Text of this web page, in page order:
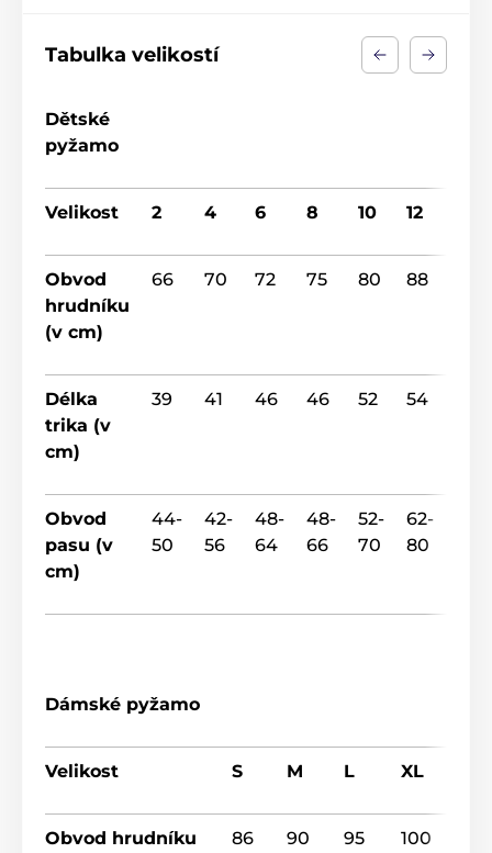
Tabulka velikostí
Dětské
pyžamo
Velikost 2 4 6 8 10 12
Obvod
hrudníku
(v cm)
66 70 72 75 80 88
Délka
trika (v
cm)
39 41 46 46 52 54
Obvod
pasu (v
cm)
44-
50
42-
56
48-
64
48-
66
52-
70
62-
80
Dámské pyžamo
Velikost S M L XL
Obvod hrudníku 86 90 95 100